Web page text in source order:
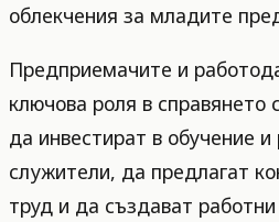
облекчения за младите
Предприемачите и
ключова роля в справянето
да инвестират в обучение
служители, да предлагат
труд и да създават